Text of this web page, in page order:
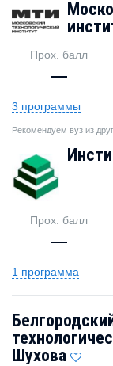
Прох. балл
—
3 программы
Рекомендуем вуз из
Прох. балл
—
1 программа
Шухова